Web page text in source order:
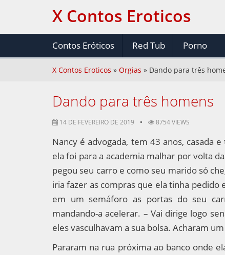
X Contos Eroticos
Contos Eróticos Red Tub Porno
X Contos Eroticos » Orgias » Dando para três
Dando para três homens
14 DE FEVEREIRO DE 2019 8754 VIEWS
Nancy é advogada, tem 43 anos, casada
ela foi para a academia malhar por volta
pegou seu carro e como seu marido só
iria fazer as compras que ela tinha pedido
em um semáforo as portas do seu
mandando-a acelerar. – Vai dirige logo
eles vasculhavam a sua bolsa. Acharam
Pararam na rua próxima ao banco onde